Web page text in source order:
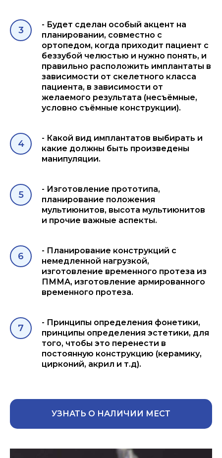
- Будет сделан особый акцент на
планировании, совместно с
ортопедом, когда приходит пациент с
беззубой челюстью и нужно понять, и
правильно расположить имплантаты в
зависимости от скелетного класса
пациента, в зависимости от
желаемого результата (несъёмные,
условно съёмные конструкции).
- Какой вид имплантатов выбирать и
какие должны быть произведены
манипуляции.
- Изготовление прототипа,
планирование положения
мультиюнитов, высота мультиюнитов
и прочие важные аспекты.
- Планирование конструкций с
немедленной нагрузкой,
изготовление временного протеза из
ПММА, изготовление армированного
временного протеза.
- Принципы определения фонетики,
принципы определения эстетики, для
того, чтобы это перенести в
постоянную конструкцию (керамику,
цирконий, акрил и т.д).
УЗНАТЬ О НАЛИЧИИ МЕСТ